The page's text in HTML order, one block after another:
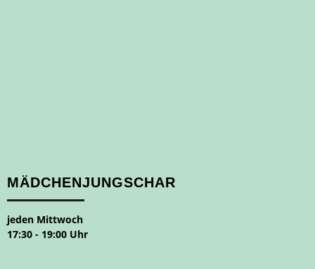
MÄDCHENJUNGSCHAR
jeden Mittwoch
17:30 - 19:00 Uhr